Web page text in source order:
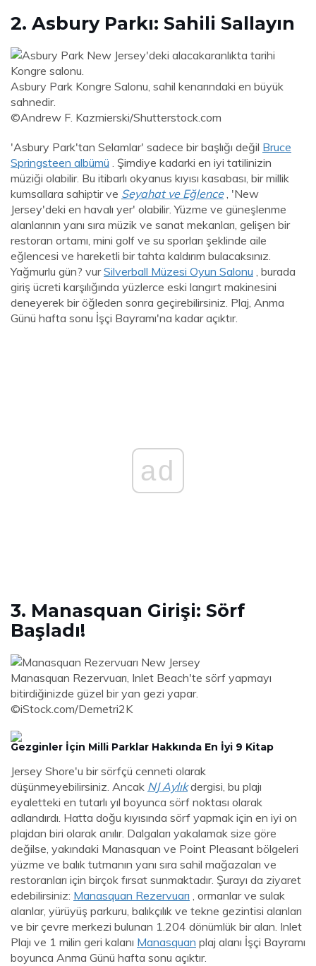
2. Asbury Parkı: Sahili Sallayın
Asbury Park Kongre Salonu, sahil kenarındaki en büyük
sahnedir.
©Andrew F. Kazmierski/Shutterstock.com
'Asbury Park'tan Selamlar' sadece bir başlığı değil Bruce
Springsteen albümü . Şimdiye kadarki en iyi tatilinizin
müziği olabilir. Bu itibarlı okyanus kıyısı kasabası, bir millik
kumsallara sahiptir ve Seyahat ve Eğlence , 'New
Jersey'deki en havalı yer' olabilir. Yüzme ve güneşlenme
alanlarının yanı sıra müzik ve sanat mekanları, gelişen bir
restoran ortamı, mini golf ve su sporları şeklinde aile
eğlencesi ve hareketli bir tahta kaldırım bulacaksınız.
Yağmurlu gün? vurSilverball Müzesi Oyun Salonu , burada
giriş ücreti karşılığında yüzlerce eski langırt makinesini
deneyerek bir öğleden sonra geçirebilirsiniz. Plaj, Anma
Günü hafta sonu İşçi Bayramı'na kadar açıktır.
ad
3. Manasquan Girişi: Sörf
Başladı!
Manasquan Rezervuarı, Inlet Beach'te sörf yapmayı
bitirdiğinizde güzel bir yan gezi yapar.
©iStock.com/Demetri2K
Gezginler İçin Milli Parklar Hakkında En İyi 9 Kitap
Jersey Shore'u bir sörfçü cenneti olarak
düşünmeyebilirsiniz. Ancak NJ Aylıkdergisi, bu plajı
eyaletteki en tutarlı yıl boyunca sörf noktası olarak
adlandırdı. Hatta doğu kıyısında sörf yapmak için en iyi on
plajdan biri olarak anılır. Dalgaları yakalamak size göre
değilse, yakındaki Manasquan ve Point Pleasant bölgeleri
yüzme ve balık tutmanın yanı sıra sahil mağazaları ve
restoranları için birçok fırsat sunmaktadır. Şurayı da ziyaret
edebilirsiniz: Manasquan Rezervuarı , ormanlar ve sulak
alanlar, yürüyüş parkuru, balıkçılık ve tekne gezintisi alanları
ve bir çevre merkezi bulunan 1.204 dönümlük bir alan. Inlet
Plajı ve 1 milin geri kalanı Manasquan plaj alanı İşçi Bayramı
boyunca Anma Günü hafta sonu açıktır.